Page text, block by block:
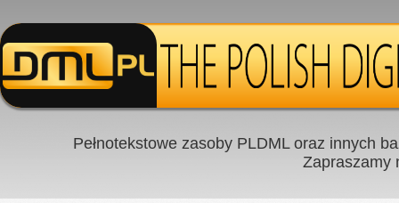
Pełnotekstowe zasoby PLDML oraz innych
Zapraszamy